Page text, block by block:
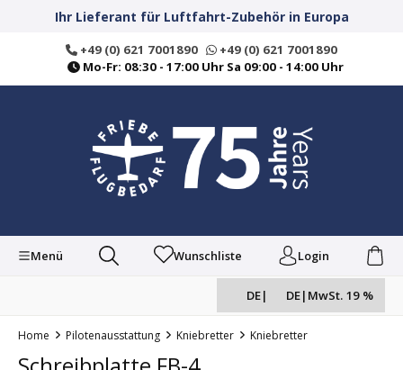
springenIhr Lieferant für Luftfahrt-Zubehör in Europa
+49 (0) 621 7001890
+49 (0) 621 7001890
Mo-Fr: 08:30 - 17:00 Uhr Sa 09:00 - 14:00 Uhr
Menü Wunschliste Login
DE| DE| MwSt. 19 %
Home Pilotenausstattung Kniebretter Kniebretter